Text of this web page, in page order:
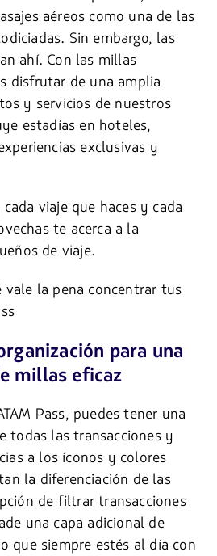
aéreos como una de las
Sin embargo, las
ahí. Con las millas
disfrutar de una amplia
y servicios de nuestros
estadías en hoteles,
exclusivas y
viaje que haces y cada
te acerca a la
de viaje.
vale la pena concentrar tus
para una
millas eficaz
Pass, puedes tener una
todas las transacciones y
a los íconos y colores
la diferenciación de las
de filtrar transacciones
una capa adicional de
que siempre estés al día con